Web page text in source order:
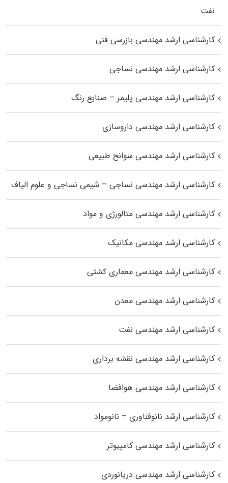
نفت
کارشناسی ارشد مهندسی بازرسی فنی
کارشناسی ارشد مهندسی نساجی
کارشناسی ارشد مهندسی پلیمر – صنایع رنگ
کارشناسی ارشد مهندسی داروسازی
کارشناسی ارشد مهندسی سوانح طبیعی
کارشناسی ارشد مهندسی نساجی – شیمی نساجی و علوم الیاف
کارشناسی ارشد مهندسی متالورژی و مواد
کارشناسی ارشد مهندسی مکانیک
کارشناسی ارشد مهندسی معماری کشتی
کارشناسی ارشد مهندسی معدن
کارشناسی ارشد مهندسی نفت
کارشناسی ارشد مهندسی نقشه برداری
کارشناسی ارشد مهندسی هوافضا
کارشناسی ارشد نانوفناوری – نانومواد
کارشناسی ارشد مهندسی کامپیوتر
کارشناسی ارشد مهندسی دریانوردی